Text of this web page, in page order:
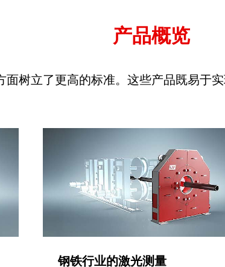
产品概览
树立了更高的标准。这些产品既易于
钢铁行业的激光测量